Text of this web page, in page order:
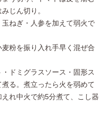
じん切り。
ねぎ・人参を加えて弱火で
粉を振り入れ手早く混ぜ合
ドミグラスソース・固形ス
る。煮立ったら火を弱めて
れ中火で約5分煮て、こし器